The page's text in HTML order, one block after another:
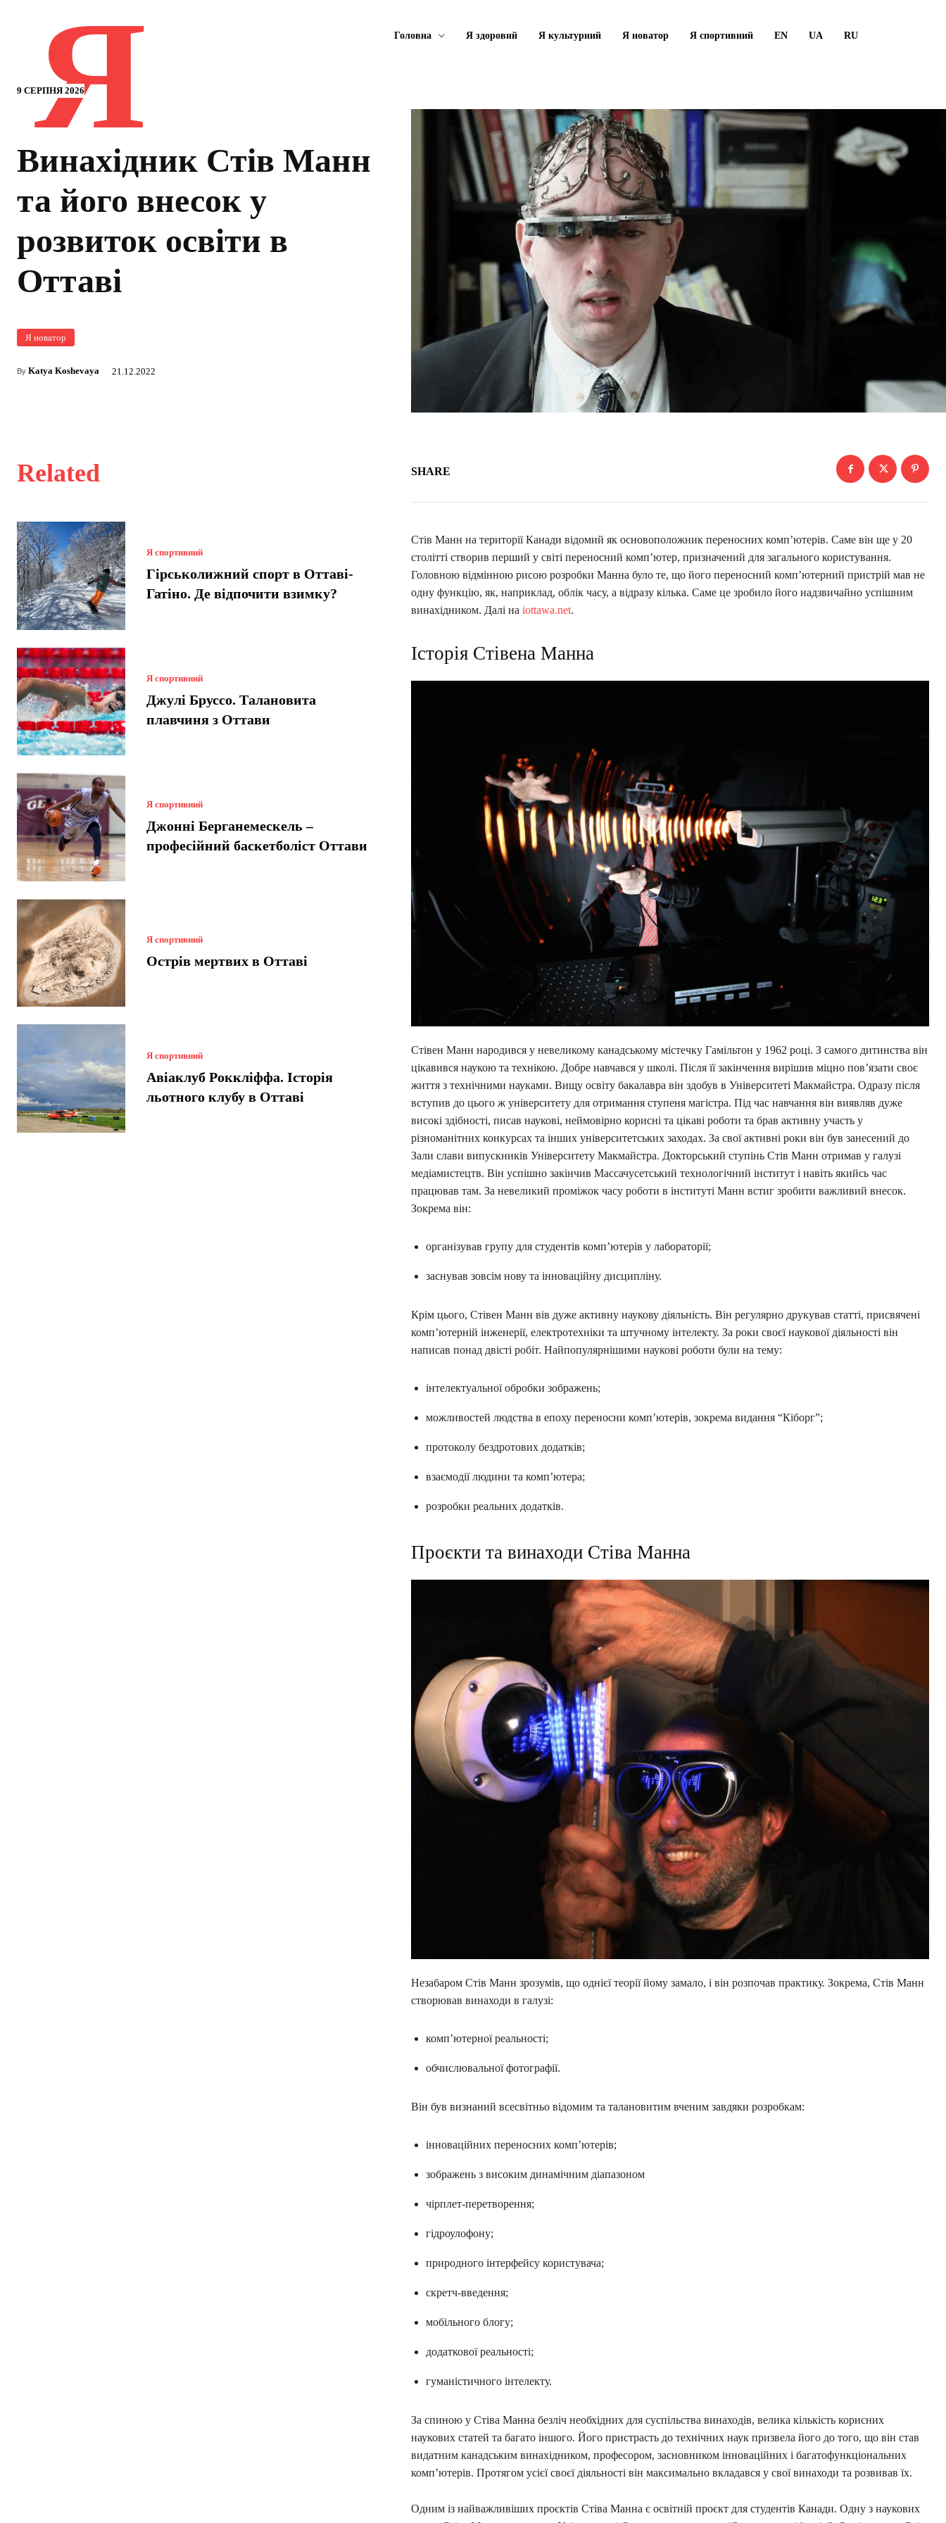
9 СЕРПНЯ 2026
Я Головна Я здоровий Я культурний Я новатор Я спортивний EN UA RU
Винахідник Стів Манн
та його внесок у
розвиток освіти в
Оттаві
Я новатор
By Katya Koshevaya 21.12.2022
Related
Я спортивний
Гірськолижний спорт в Оттаві-
Гатіно. Де відпочити взимку?
Я спортивний
Джулі Бруссо. Талановита
плавчиня з Оттави
Я спортивний
Джонні Берганемескель –
професійний баскетболіст Оттави
Я спортивний
Острів мертвих в Оттаві
Я спортивний
Авіаклуб Роккліффа. Історія
льотного клубу в Оттаві
SHARE
Стів Манн на території Канади відомий як основоположник переносних комп’ютерів. Саме він ще у 20
столітті створив перший у світі переносний комп’ютер, призначений для загального користування.
Головною відмінною рисою розробки Манна було те, що його переносний комп’ютерний пристрій мав не
одну функцію, як, наприклад, облік часу, а відразу кілька. Саме це зробило його надзвичайно успішним
винахідником. Далі на iottawa.net.
Історія Стівена Манна
Стівен Манн народився у невеликому канадському містечку Гамільтон у 1962 році. З самого дитинства він
цікавився наукою та технікою. Добре навчався у школі. Після її закінчення вирішив міцно пов’язати своє
життя з технічними науками. Вищу освіту бакалавра він здобув в Університеті Макмайстра. Одразу після
вступив до цього ж університету для отримання ступеня магістра. Під час навчання він виявляв дуже
високі здібності, писав наукові, неймовірно корисні та цікаві роботи та брав активну участь у
різноманітних конкурсах та інших університетських заходах. За свої активні роки він був занесений до
Зали слави випускників Університету Макмайстра. Докторський ступінь Стів Манн отримав у галузі
медіамистецтв. Він успішно закінчив Массачусетський технологічний інститут і навіть якийсь час
працював там. За невеликий проміжок часу роботи в інституті Манн встиг зробити важливий внесок.
Зокрема він:
організував групу для студентів комп’ютерів у лабораторії;
заснував зовсім нову та інноваційну дисципліну.
Крім цього, Стівен Манн вів дуже активну наукову діяльність. Він регулярно друкував статті, присвячені
комп’ютерній інженерії, електротехніки та штучному інтелекту. За роки своєї наукової діяльності він
написав понад двісті робіт. Найпопулярнішими наукові роботи були на тему:
інтелектуальної обробки зображень;
можливостей людства в епоху переносни комп’ютерів, зокрема видання “Кіборг”;
протоколу бездротових додатків;
взаємодії людини та комп’ютера;
розробки реальних додатків.
Проєкти та винаходи Стіва Манна
Незабаром Стів Манн зрозумів, що однієї теорії йому замало, і він розпочав практику. Зокрема, Стів Манн
створював винаходи в галузі:
комп’ютерної реальності;
обчислювальної фотографії.
Він був визнаний всесвітньо відомим та талановитим вченим завдяки розробкам:
інноваційних переносних комп’ютерів;
зображень з високим динамічним діапазоном
чірплет-перетворення;
гідроулофону;
природного інтерфейсу користувача;
скретч-введення;
мобільного блогу;
додаткової реальності;
гуманістичного інтелекту.
За спиною у Стіва Манна безліч необхідних для суспільства винаходів, велика кількість корисних
наукових статей та багато іншого. Його пристрасть до технічних наук призвела його до того, що він став
видатним канадським винахідником, професором, засновником інноваційних і багатофункціональних
комп’ютерів. Протягом усієї своєї діяльності він максимально вкладався у свої винаходи та розвивав їх.
Одним із найважливіших проєктів Стіва Манна є освітній проєкт для студентів Канади. Одну з наукових